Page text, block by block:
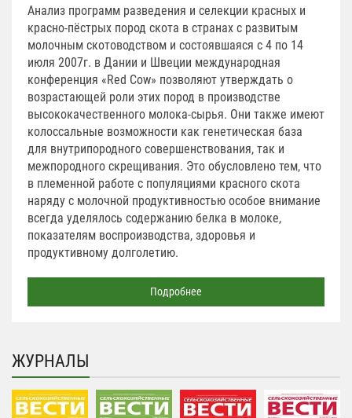
Анализ программ разведения и селекции красных и
красно-пёстрых пород скота в странах с развитым
молочным скотоводством и состоявшаяся с 4 по 14
июля 2007г. в Дании и Швеции международная
конференция «Red Cow» позволяют утверждать о
возрастающей роли этих пород в производстве
высококаче­ственного молока-сырья. Они также имеют
колоссальные возможности как генетическая база
для внутри­породного совершенствования, так и
межпородного скрещивания. Это обусловлено тем, что
в племенной работе с популяциями красного скота
наряду с молочной продуктивностью особое внимание
всегда уделялось содержанию белка в молоке,
показателям воспроизводства, здоровья и
продуктивному долголетию.
Подробнее
ЖУРНАЛЫ